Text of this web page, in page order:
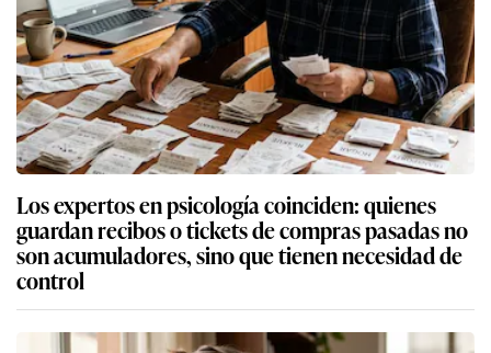
Los expertos en psicología coinciden: quienes
guardan recibos o tickets de compras pasadas no
son acumuladores, sino que tienen necesidad de
control